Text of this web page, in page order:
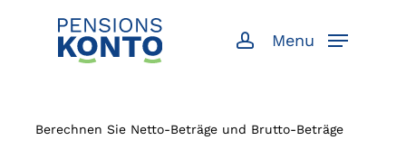
account
Menu
Berechnen Sie Netto-Beträge und Brutto-Beträge